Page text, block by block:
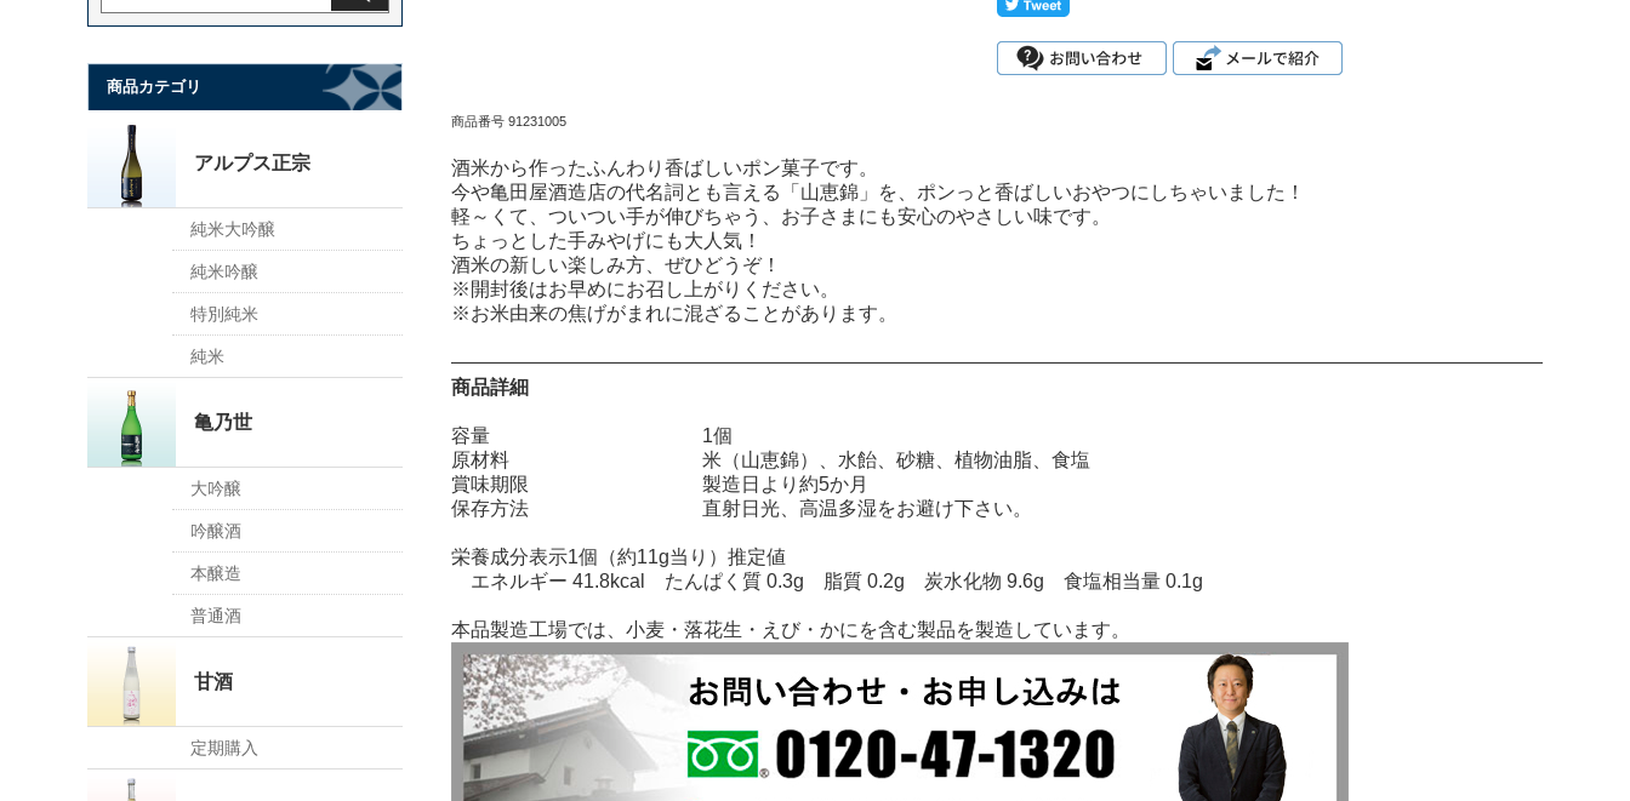
商品番号 91231005
酒米から作ったふんわり香ばしいポン菓子です。
今や亀田屋酒造店の代名詞とも言える「山恵錦」を、ポンっと香ばしいおやつにしちゃいました！
軽～くて、ついつい手が伸びちゃう、お子さまにも安心のやさしい味です。
ちょっとした手みやげにも大人気！
酒米の新しい楽しみ方、ぜひどうぞ！
※開封後はお早めにお召し上がりください。
※お米由来の焦げがまれに混ざることがあります。
商品詳細
容量
1個
原材料
米（山恵錦）、水飴、砂糖、植物油脂、食塩
賞味期限
製造日より約5か月
保存方法
直射日光、高温多湿をお避け下さい。
栄養成分表示1個（約11g当り）推定値
エネルギー 41.8kcal たんぱく質 0.3g 脂質 0.2g 炭水化物 9.6g 食塩相当量 0.1g
本品製造工場では、小麦・落花生・えび・かにを含む製品を製造しています。
商品カテゴリ
アルプス正宗
純米大吟醸
純米吟醸
特別純米
純米
亀乃世
大吟醸
吟醸酒
本醸造
普通酒
甘酒
定期購入